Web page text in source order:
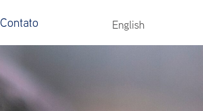
Contato English